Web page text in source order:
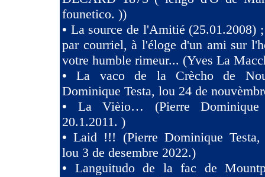
founetico. ))
• La source de l'Amitié (25.01.2008)
par courriel, à l'éloge d'un ami sur
votre humble rimeur... (Yves La
•La vaco de la Crècho de
Dominique Testa, lou 24 de
• La Vièio… (Pierre Dominique
20.1.2011. )
•Laid !!! (Pierre Dominique
lou 3 de desembre 2022.)
• Languitudo de la fac de